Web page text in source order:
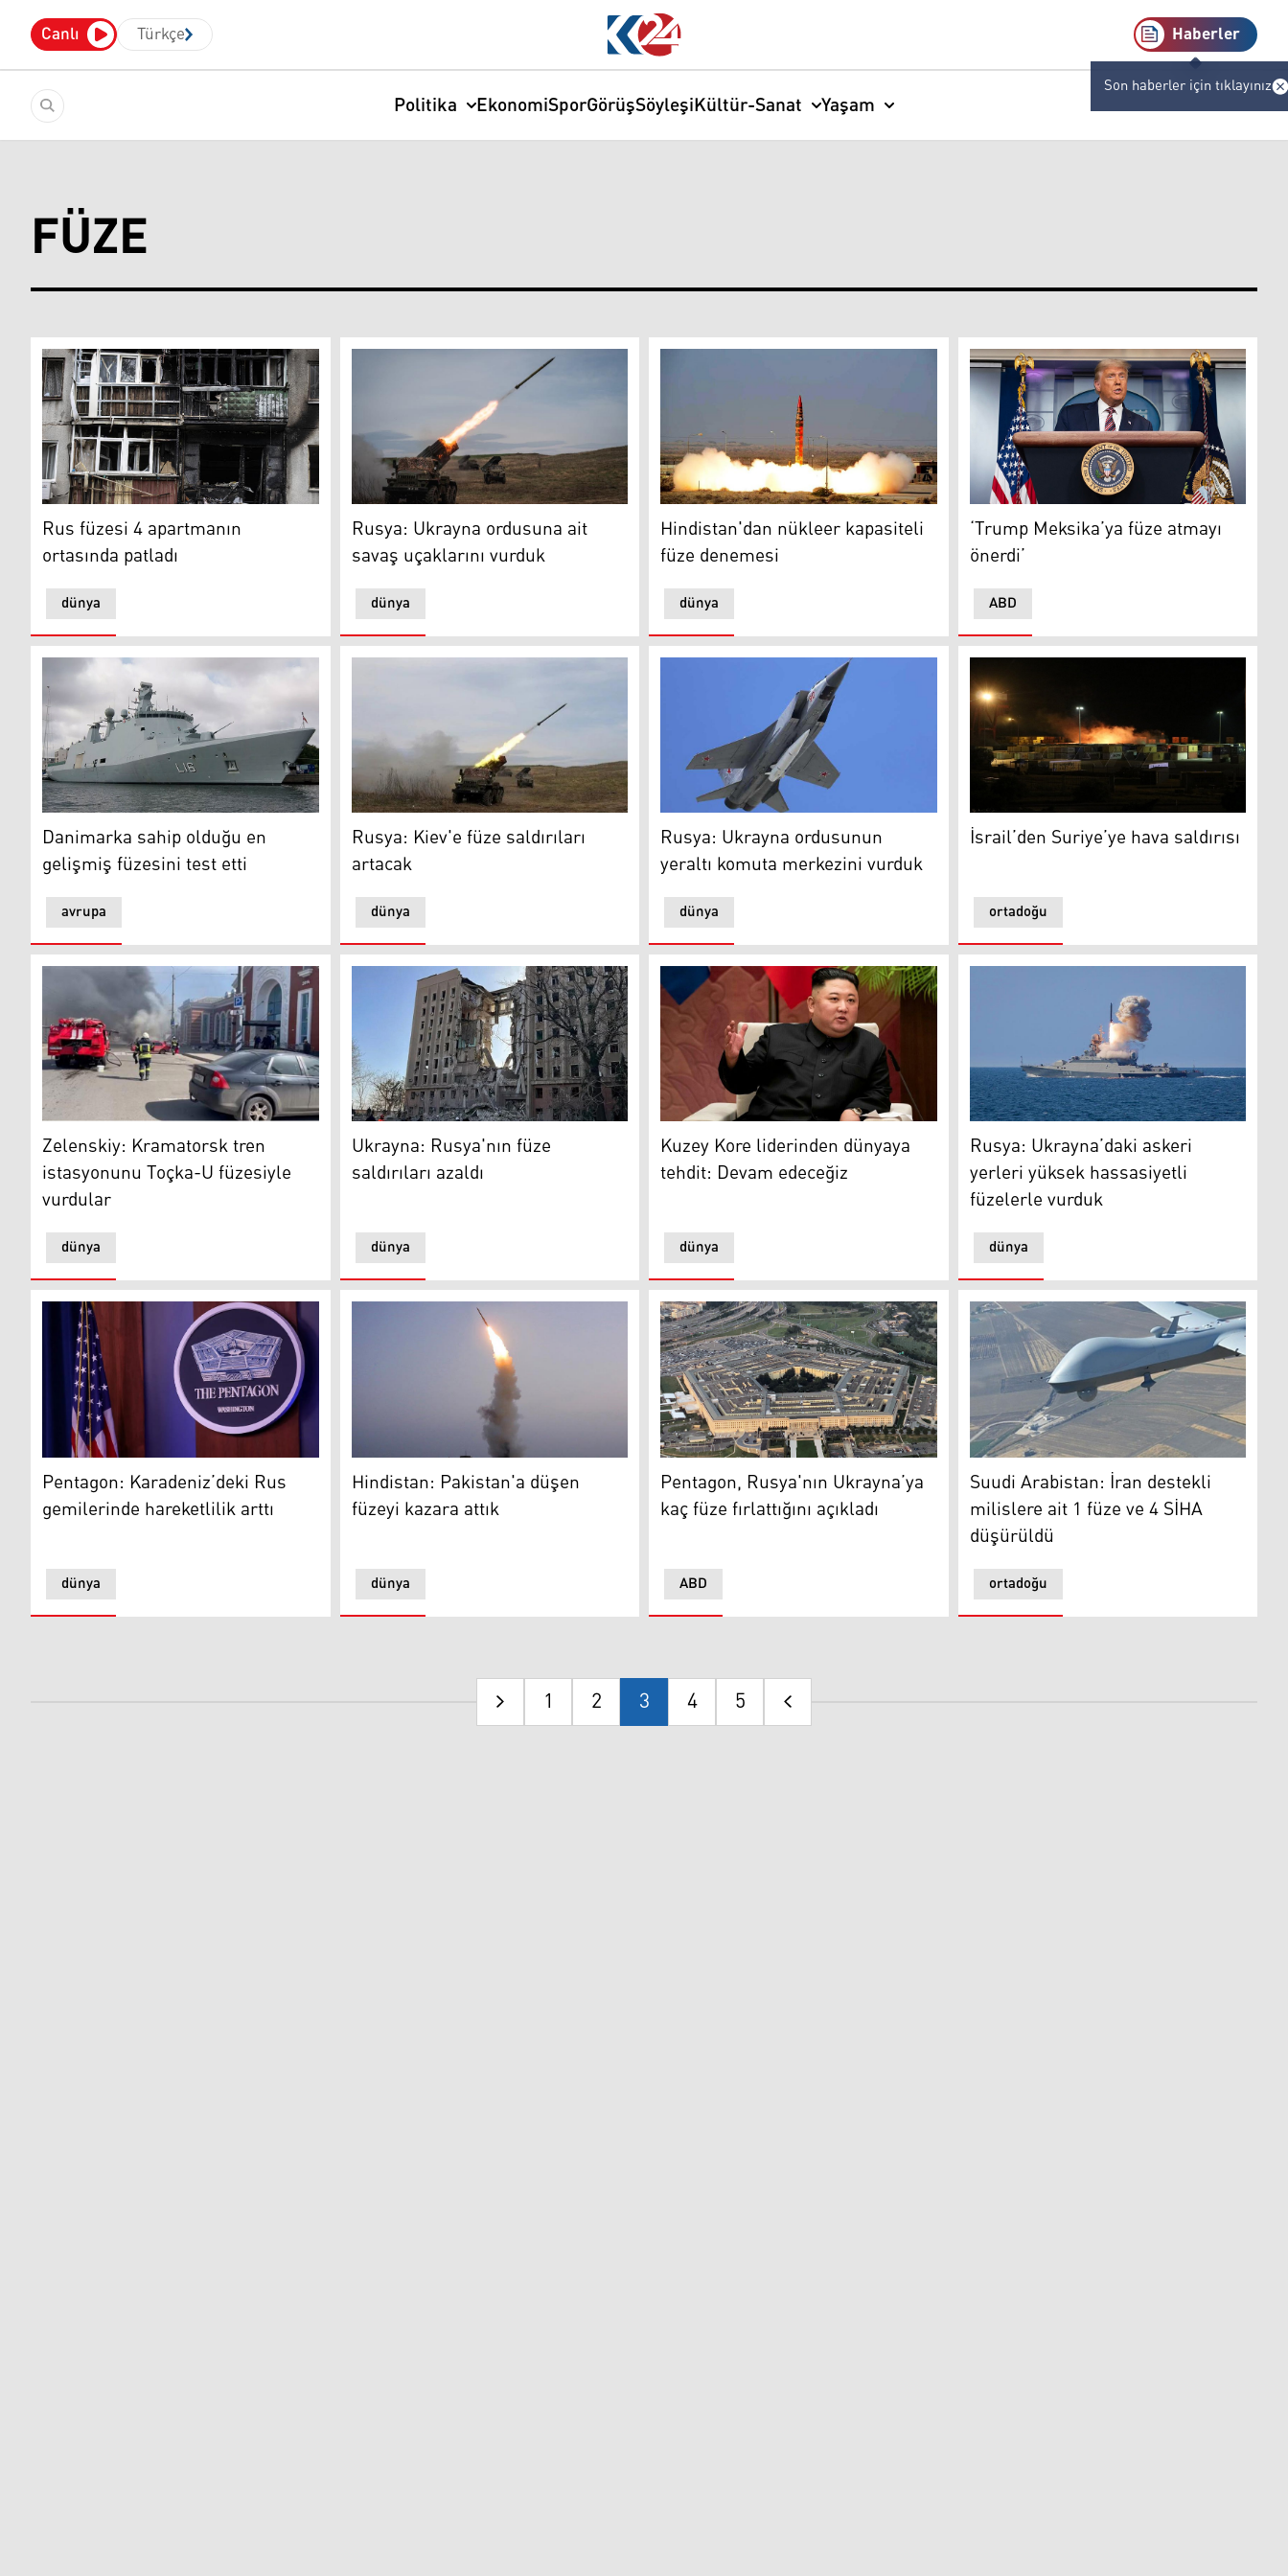
Canlı Türkçe Haberler
Son haberler için tıklayınız
Politika EkonomiSporGörüşSöyleşiKültür-Sanat Yaşam
FÜZE
Rus füzesi 4 apartmanın ortasında patladı
dünya
Rus füzesi 4 apartmanın
ortasında patladı
Rusya: Ukrayna ordusuna ait savaş uçaklarını vurduk
dünya
Rusya: Ukrayna ordusuna ait
savaş uçaklarını vurduk
Hindistan'dan nükleer kapasiteli füze denemesi
dünya
Hindistan'dan nükleer kapasiteli
füze denemesi
‘Trump Meksika’ya füze atmayı önerdi’
ABD
‘Trump Meksika’ya füze atmayı
önerdi’
Danimarka sahip olduğu en gelişmiş füzesini test etti
avrupa
Danimarka sahip olduğu en
gelişmiş füzesini test etti
Rusya: Kiev'e füze saldırıları artacak
dünya
Rusya: Kiev'e füze saldırıları
artacak
Rusya: Ukrayna ordusunun yeraltı komuta merkezini vurduk
dünya
Rusya: Ukrayna ordusunun
yeraltı komuta merkezini vurduk
Foto: Arşiv
ortadoğu
İsrail’den Suriye’ye hava saldırısı
Zelenskiy: Kramatorsk tren istasyonunu Toçka-U füzesiyle vurdular
dünya
Zelenskiy: Kramatorsk tren
istasyonunu Toçka-U füzesiyle
vurdular
Ukrayna: Rusya'nın füze saldırıları azaldı
dünya
Ukrayna: Rusya'nın füze
saldırıları azaldı
Kuzey Kore liderinden dünyaya tehdit: Devam edeceğiz
dünya
Kuzey Kore liderinden dünyaya
tehdit: Devam edeceğiz
Rusya: Ukrayna’daki askeri yerleri yüksek
dünya
Rusya: Ukrayna’daki askeri
yerleri yüksek hassasiyetli
füzelerle vurduk
Pentagon: Karadeniz’deki Rus gemilerinde hareketlilik arttı
dünya
Pentagon: Karadeniz’deki Rus
gemilerinde hareketlilik arttı
ucaksavar
dünya
Hindistan: Pakistan'a düşen
füzeyi kazara attık
Pentagon, Rusya'nın Ukrayna’ya kaç füze fırlattığını açıkladı
ABD
Pentagon, Rusya'nın Ukrayna’ya
kaç füze fırlattığını açıkladı
Suudi Arabistan: İran destekli milislere ait
ortadoğu
Suudi Arabistan: İran destekli
milislere ait 1 füze ve 4 SİHA
düşürüldü
1 2 3 4 5